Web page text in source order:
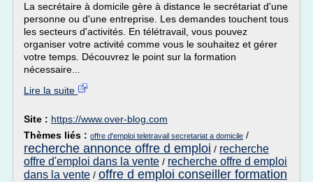
La secrétaire à domicile gère à distance le secrétariat d'une
personne ou d'une entreprise. Les demandes touchent tous
les secteurs d'activités. En télétravail, vous pouvez
organiser votre activité comme vous le souhaitez et gérer
votre temps. Découvrez le point sur la formation
nécessaire...
Lire la suite
Site : https://www.over-blog.com
Thèmes liés : offre d'emploi teletravail secretariat a domicile /
recherche annonce offre d emploi / recherche
offre d'emploi dans la vente / recherche offre d emploi
dans la vente / offre d emploi conseiller formation